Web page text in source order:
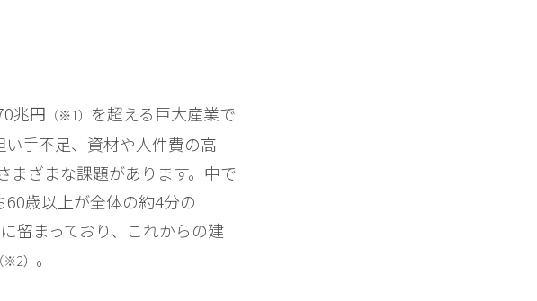
兆円 （※1） を超える巨大産業で
手不足、資材や人件費の高
まざまな課題があります。中で
歳以上が全体の約4分の
留まっており、これからの建
（※2） 。